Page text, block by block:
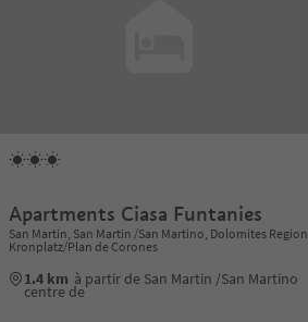
Apartments Ciasa Funtanies
San Martin, San Martin /San Martino, Dolomites Region
Kronplatz/Plan de Corones
1.4 km à partir de San Martin /San Martino
centre de